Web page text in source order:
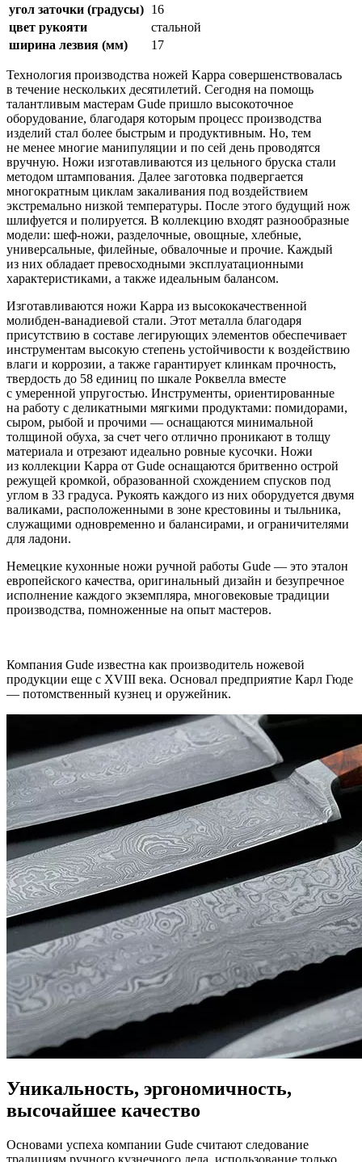
угол заточки (градусы) 16
цвет рукояти
стальной
ширина лезвия (мм)
17
Технология производства ножей Kappa совершенствовалась
в течение нескольких десятилетий. Сегодня на помощь
талантливым мастерам Gude пришло высокоточное
оборудование, благодаря которым процесс производства
изделий стал более быстрым и продуктивным. Но, тем
не менее многие манипуляции и по сей день проводятся
вручную. Ножи изготавливаются из цельного бруска стали
методом штампования. Далее заготовка подвергается
многократным циклам закаливания под воздействием
экстремально низкой температуры. После этого будущий нож
шлифуется и полируется. В коллекцию входят разнообразные
модели: шеф-ножи, разделочные, овощные, хлебные,
универсальные, филейные, обвалочные и прочие. Каждый
из них обладает превосходными эксплуатационными
характеристиками, а также идеальным балансом.
Изготавливаются ножи Kappa из высококачественной
молибден-ванадиевой стали. Этот металла благодаря
присутствию в составе легирующих элементов обеспечивает
инструментам высокую степень устойчивости к воздействию
влаги и коррозии, а также гарантирует клинкам прочность,
твердость до 58 единиц по шкале Роквелла вместе
с умеренной упругостью. Инструменты, ориентированные
на работу с деликатными мягкими продуктами: помидорами,
сыром, рыбой и прочими — оснащаются минимальной
толщиной обуха, за счет чего отлично проникают в толщу
материала и отрезают идеально ровные кусочки. Ножи
из коллекции Kappa от Gude оснащаются бритвенно острой
режущей кромкой, образованной схождением спусков под
углом в 33 градуса. Рукоять каждого из них оборудуется двумя
валиками, расположенными в зоне крестовины и тыльника,
служащими одновременно и балансирами, и ограничителями
для ладони.
Немецкие кухонные ножи ручной работы Gude — это эталон
европейского качества, оригинальный дизайн и безупречное
исполнение каждого экземпляра, многовековые традиции
производства, помноженные на опыт мастеров.
Компания Gude известна как производитель ножевой
продукции еще с XVIII века. Основал предприятие Карл Гюде
— потомственный кузнец и оружейник.
Уникальность, эргономичность,
высочайшее качество
Основами успеха компании Gude считают следование